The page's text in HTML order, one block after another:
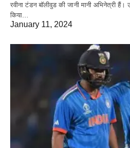
रवीना टंडन बॉलीवुड की जानी मानी अभिनेत्री
किया…
January 11, 2024